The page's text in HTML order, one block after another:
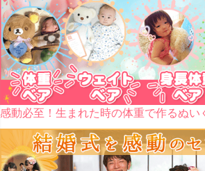
感動必至！生まれた時の体重で作るぬい